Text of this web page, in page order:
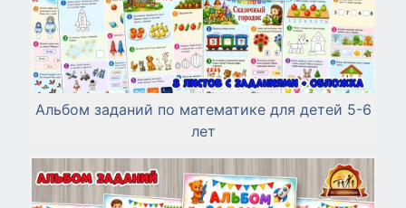
Альбом заданий по математике для детей 5-6
лет